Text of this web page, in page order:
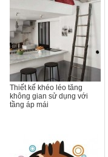
Thiết kế khéo léo tăng
không gian sử dụng với
tầng áp mái